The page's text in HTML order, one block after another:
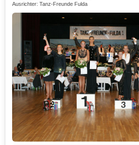
Ausrichter: Tanz-Freunde Fulda